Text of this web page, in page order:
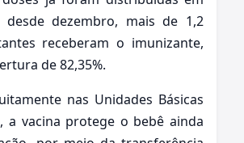
dezembro, mais de 1,2
receberam o imunizante,
de 82,35%.
nas Unidades Básicas
a vacina protege o bebê ainda